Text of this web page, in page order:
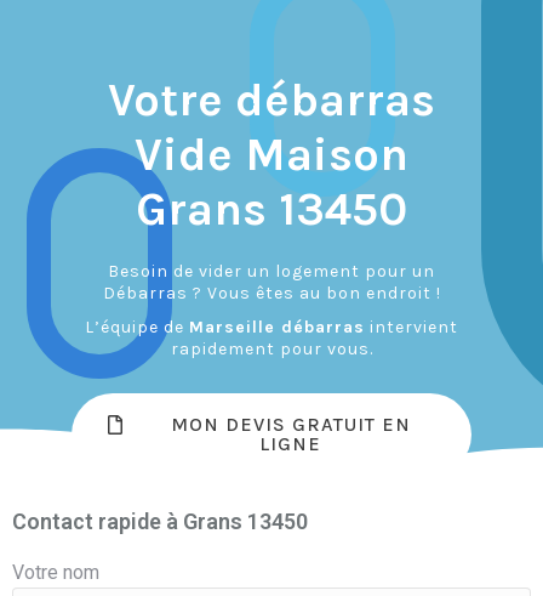
Votre débarras
Vide Maison
Grans 13450
Besoin de vider un logement pour un
Débarras ? Vous êtes au bon endroit !
L’équipe de Marseille débarras intervient
rapidement pour vous.
MON DEVIS GRATUIT EN
LIGNE
Contact rapide à Grans 13450
Votre nom